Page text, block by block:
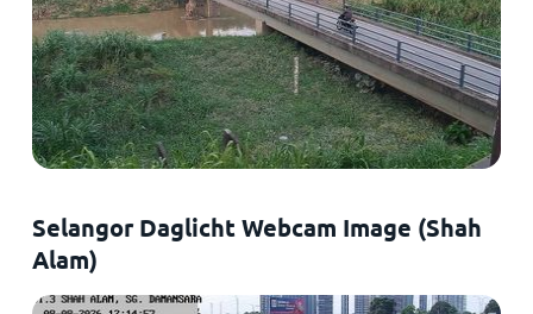
Selangor Daglicht Webcam Image (Shah
Alam)